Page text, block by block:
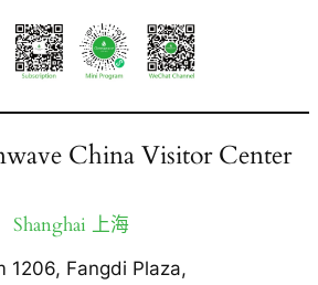
China Visitor Center
Shanghai 上海
1206, Fangdi Plaza,